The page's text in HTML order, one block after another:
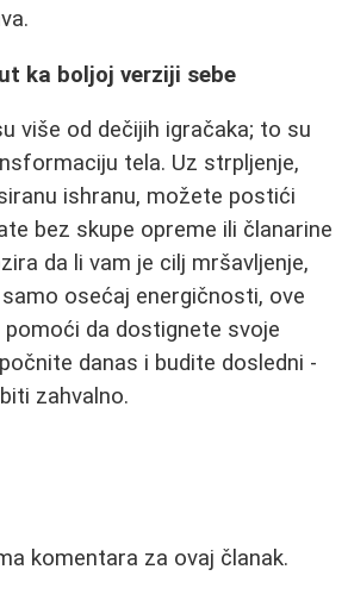
ka boljoj verziji sebe
više od dečijih igračaka; to su
tela. Uz strpljenje,
ishranu, možete postići
bez skupe opreme ili članarine
da li vam je cilj mršavljenje,
osećaj energičnosti, ove
da dostignete svoje
danas i budite dosledni -
zahvalno.
komentara za ovaj članak.